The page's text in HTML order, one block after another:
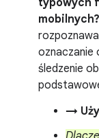
typowych
mobilnych?
oznaczanie
śledzenie
→